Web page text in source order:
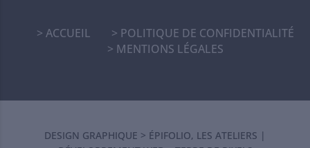
ACCUEIL
POLITIQUE DE CONFIDENTIALITÉ
MENTIONS LÉGALES
DESIGN GRAPHIQUE > ÉPIFOLIO, LES ATELIERS |